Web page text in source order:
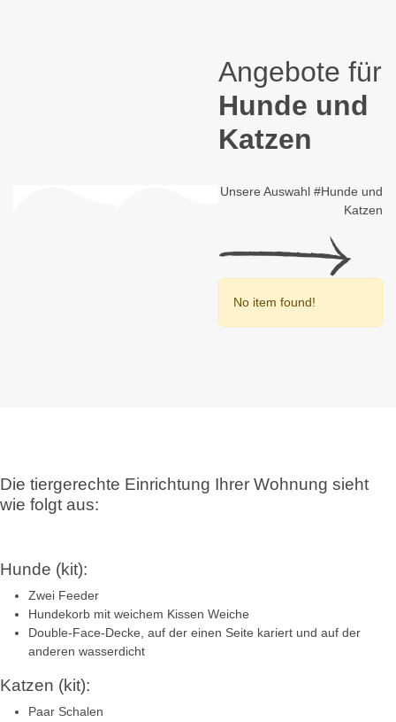
Angebote für
Hunde und
Katzen
Unsere Auswahl #Hunde und
Katzen
No item found!
Die tiergerechte Einrichtung Ihrer Wohnung sieht
wie folgt aus:
Hunde (kit):
Zwei Feeder
Hundekorb mit weichem Kissen Weiche
Double-Face-Decke, auf der einen Seite kariert und auf der
anderen wasserdicht
Katzen (kit):
Paar Schalen